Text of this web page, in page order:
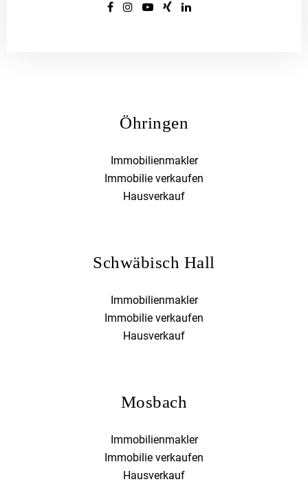
Öhringen
Immobilienmakler
Immobilie verkaufen
Hausverkauf
Schwäbisch Hall
Immobilienmakler
Immobilie verkaufen
Hausverkauf
Mosbach
Immobilienmakler
Immobilie verkaufen
Hausverkauf